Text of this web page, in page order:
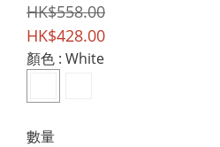
HK$558.00
HK$428.00
顏色 : White
數量